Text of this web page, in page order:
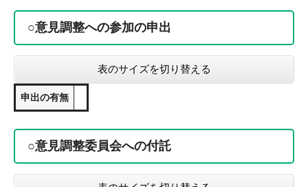
○意見調整への参加の申出
表のサイズを切り替える
申出の有無
○意見調整委員会への付託